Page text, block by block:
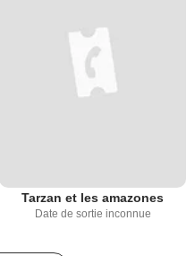
Tarzan et les amazones
Date de sortie inconnue